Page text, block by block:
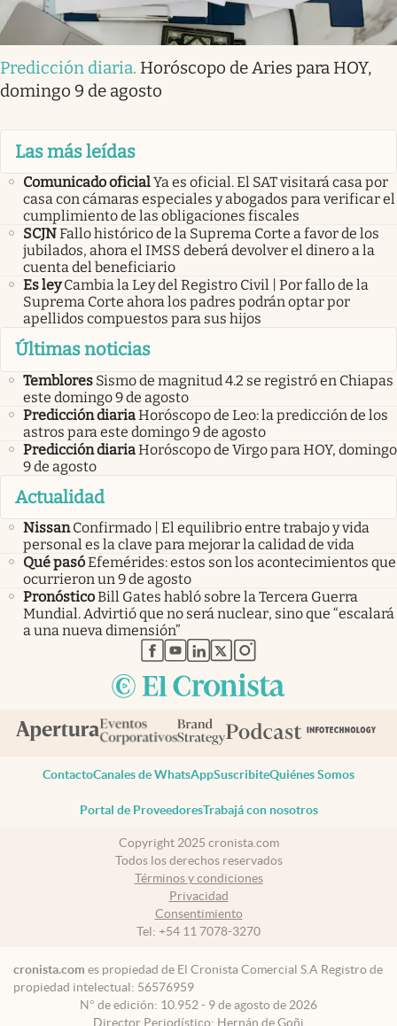
Predicción diaria. Horóscopo de Aries para HOY,
domingo 9 de agosto
Las más leídas
Comunicado oficialYa es oficial. El SAT visitará casa por
casa con cámaras especiales y abogados para verificar el
cumplimiento de las obligaciones fiscales
SCJNFallo histórico de la Suprema Corte a favor de los
jubilados, ahora el IMSS deberá devolver el dinero a la
cuenta del beneficiario
Es ley Cambia la Ley del Registro Civil | Por fallo de la
Suprema Corte ahora los padres podrán optar por
apellidos compuestos para sus hijos
Últimas noticias
Temblores Sismo de magnitud 4.2 se registró en Chiapas
este domingo 9 de agosto
Predicción diariaHoróscopo de Leo: la predicción de los
astros para este domingo 9 de agosto
Predicción diariaHoróscopo de Virgo para HOY, domingo
9 de agosto
Actualidad
Nissan Confirmado | El equilibrio entre trabajo y vida
personal es la clave para mejorar la calidad de vida
Qué pasóEfemérides: estos son los acontecimientos que
ocurrieron un 9 de agosto
PronósticoBill Gates habló sobre la Tercera Guerra
Mundial. Advirtió que no será nuclear, sino que “escalará
a una nueva dimensión”
abre en nueva pestaña
abre en nueva pestaña
abre en nueva pestaña
abre en nueva pestaña
abre en nueva pestaña
ContactoCanales de WhatsAppSuscribiteQuiénes Somos
Portal de ProveedoresTrabajá con nosotros
Copyright 2025 cronista.com
Todos los derechos reservados
Términos y condiciones
Privacidad
Consentimiento
Tel: +54 11 7078-3270
cronista.com es propiedad de El Cronista Comercial S.A Registro de
propiedad intelectual: 56576959
N° de edición: 10.952 - 9 de agosto de 2026
Director Periodístico: Hernán de Goñi